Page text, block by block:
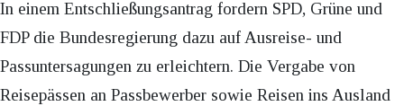
In einem Entschließungsantrag fordern SPD, Grüne und
FDP die Bundesregierung dazu auf Ausreise- und
Passuntersagungen zu erleichtern. Die Vergabe von
Reisepässen an Passbewerber sowie Reisen ins Ausland